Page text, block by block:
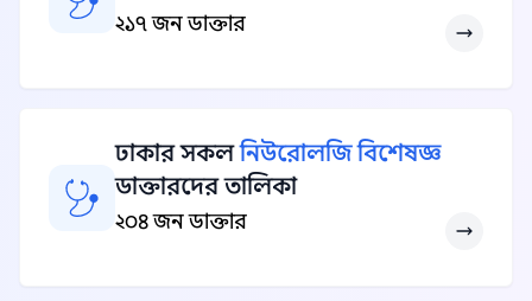
২১৭ জন ডাক্তার
ঢাকার সকলনিউরোলজি বিশেষজ্ঞ
ডাক্তারদের তালিকা
২০৪ জন ডাক্তার